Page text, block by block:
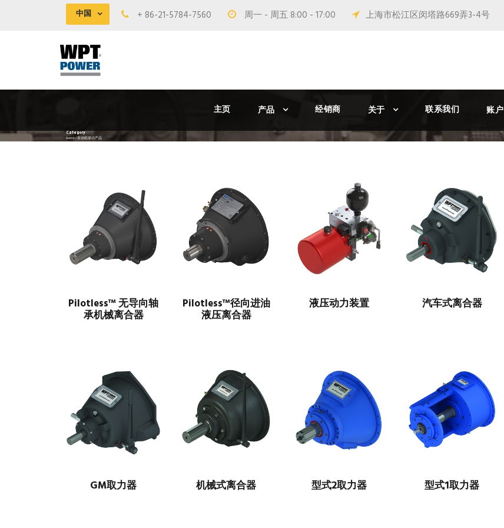
中国 + 86-21-5784-7560 周一 - 周五 8:00 - 17:00 上海市松江区闵塔路669弄3-4号
主页 产品 经销商 关于 联系我们 账户
Category
Home/ 发动机驱动产品
Pilotless™ 无导向轴
承机械离合器
Pilotless™径向进油
液压离合器
液压动力装置 汽车式离合器
GM取力器 机械式离合器 型式2取力器 型式1取力器